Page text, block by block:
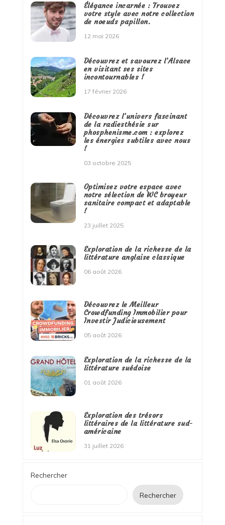
Élégance incarnée : Trouvez
votre style avec notre collection
de noeuds papillon.
12 mai 2026
Découvrez et savourez l’Alsace
en visitant ses sites
incontournables !
17 février 2026
Découvrez l’univers fascinant
de la radiesthésie sur
phosphenisme.com : explorez
les énergies subtiles avec nous
!
03 octobre 2025
Optimisez votre espace avec
notre sélection de WC broyeur
sanitaire compact et adaptable
!
23 juillet 2025
Exploration de la richesse de la
littérature anglaise classique
06 août 2026
Découvrez le Meilleur
Crowdfunding Immobilier pour
Investir Judicieusement
05 août 2026
Exploration de la richesse de la
littérature suédoise
01 août 2026
Exploration des trésors
littéraires de la littérature sud-
américaine
31 juillet 2026
Rechercher
Rechercher